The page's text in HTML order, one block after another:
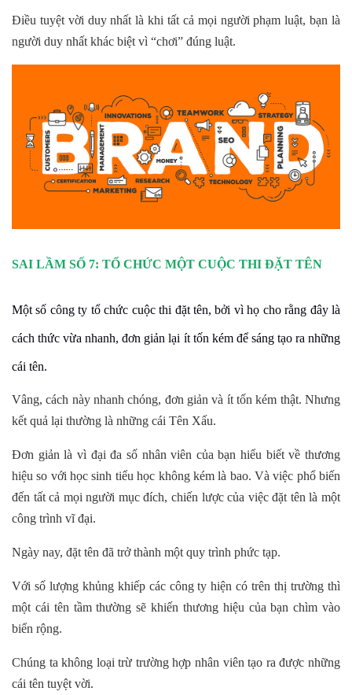
Điều tuyệt vời duy nhất là khi tất cả mọi người phạm luật, bạn là
người duy nhất khác biệt vì “chơi” đúng luật.
SAI LẦM SỐ 7: TỔ CHỨC MỘT CUỘC THI ĐẶT TÊN
Một số công ty tổ chức cuộc thi đặt tên, bởi vì họ cho rằng đây là
cách thức vừa nhanh, đơn giản lại ít tốn kém để sáng tạo ra những
cái tên.
Vâng, cách này nhanh chóng, đơn giản và ít tốn kém thật. Nhưng
kết quả lại thường là những cái Tên Xấu.
Đơn giản là vì đại đa số nhân viên của bạn hiểu biết về thương
hiệu so với học sinh tiểu học không kém là bao. Và việc phổ biến
đến tất cả mọi người mục đích, chiến lược của việc đặt tên là một
công trình vĩ đại.
Ngày nay, đặt tên đã trở thành một quy trình phức tạp.
Với số lượng khủng khiếp các công ty hiện có trên thị trường thì
một cái tên tầm thường sẽ khiến thương hiệu của bạn chìm vào
biển rộng.
Chúng ta không loại trừ trường hợp nhân viên tạo ra được những
cái tên tuyệt vời.